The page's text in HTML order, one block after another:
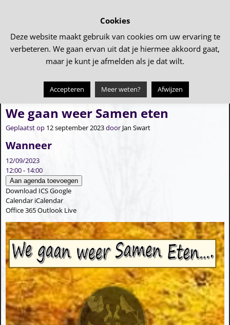
Bericht navigatie
Autocross Tollebeek Poppendokter (SVA)
We gaan weer Samen eten
Geplaatst op 12 september 2023door Jan Swart
Wanneer
12/09/2023
12:00 - 14:00
Aan agenda toevoegen
Download ICSGoogle
Calendar iCalendar
Office 365Outlook Live
Cookies
Deze website maakt gebruik van cookies om uw ervaring te
verbeteren. We gaan ervan uit dat je hiermee akkoord gaat,
maar je kunt je afmelden als je dat wilt.
Accepteren Meer weten? Afwijzen